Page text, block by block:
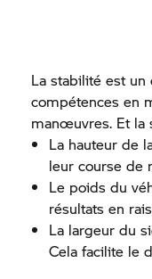
La stabilité est
compétences en
manœuvres. Et la
La hauteur de
leur course de
Le poids du
résultats en
La largeur du
Cela facilite le